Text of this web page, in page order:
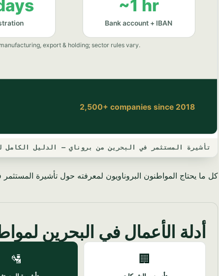
تأشيرة المستثمر في البحرين من بروناي — الدليل الكامل لعام
كل ما يحتاج المواطنون البروناويون لمعرفته حول تأشيرة المستثمر
أدلة الأعمال في البحرين
🏢
🛂